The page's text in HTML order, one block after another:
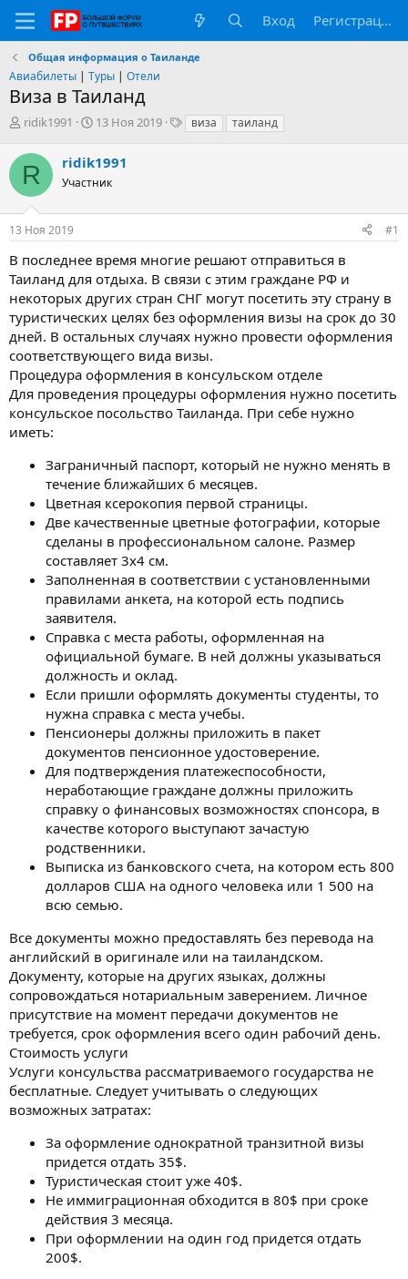
Вход Регистрация
Общая информация о Таиланде
Авиабилеты | Туры | Отели
Виза в Таиланд
А
т
о
р
е
м
ridik1991
Д
а
н
ч
а
13 Ноя 2019
Твиза таиланд
R ridik1991
Участник
13 Ноя 2019 #1
В последнее время многие решают отправиться в
Таиланд для отдыха. В связи с этим граждане РФ и
некоторых других стран СНГ могут посетить эту страну в
туристических целях без оформления визы на срок до 30
дней. В остальных случаях нужно провести оформления
соответствующего вида визы.
Процедура оформления в консульском отделе
Для проведения процедуры оформления нужно посетить
консульское посольство Таиланда. При себе нужно
иметь:
Заграничный паспорт, который не нужно менять в
течение ближайших 6 месяцев.
Цветная ксерокопия первой страницы.
Две качественные цветные фотографии, которые
сделаны в профессиональном салоне. Размер
составляет 3х4 см.
Заполненная в соответствии с установленными
правилами анкета, на которой есть подпись
заявителя.
Справка с места работы, оформленная на
официальной бумаге. В ней должны указываться
должность и оклад.
Если пришли оформлять документы студенты, то
нужна справка с места учебы.
Пенсионеры должны приложить в пакет
документов пенсионное удостоверение.
Для подтверждения платежеспособности,
неработающие граждане должны приложить
справку о финансовых возможностях спонсора, в
качестве которого выступают зачастую
родственники.
Выписка из банковского счета, на котором есть 800
долларов США на одного человека или 1 500 на
всю семью.
Все документы можно предоставлять без перевода на
английский в оригинале или на таиландском.
Документу, которые на других языках, должны
сопровождаться нотариальным заверением. Личное
присутствие на момент передачи документов не
требуется, срок оформления всего один рабочий день.
Стоимость услуги
Услуги консульства рассматриваемого государства не
бесплатные. Следует учитывать о следующих
возможных затратах:
За оформление однократной транзитной визы
придется отдать 35$.
Туристическая стоит уже 40$.
Не иммиграционная обходится в 80$ при сроке
действия 3 месяца.
При оформлении на один год придется отдать
200$.